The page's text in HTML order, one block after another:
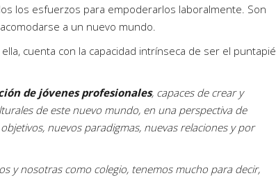
los esfuerzos para empoderarlos laboralmente. Son
a un nuevo mundo.
cuenta con la capacidad intrínseca de ser el puntapié
de jóvenes profesionales, capaces de crear y
de este nuevo mundo, en una perspectiva de
nuevos paradigmas, nuevas relaciones y por
y nosotras como colegio, tenemos mucho para decir,